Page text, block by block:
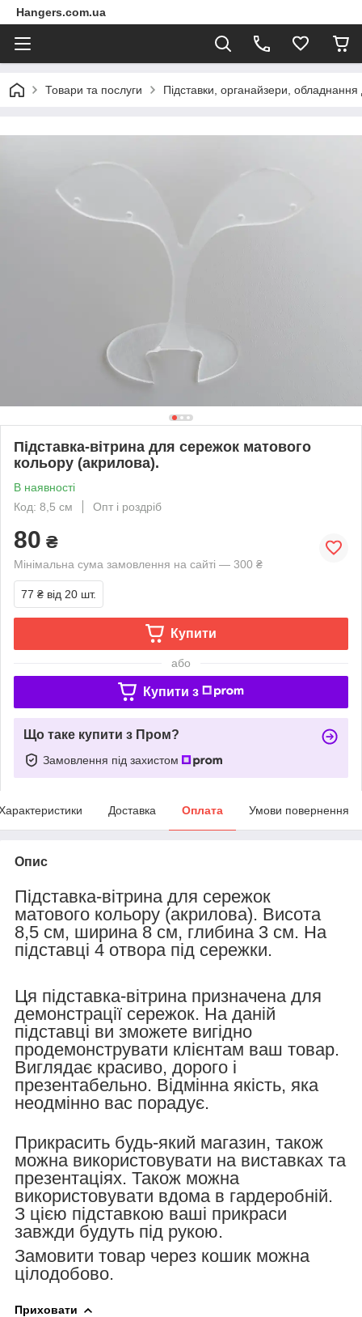
Hangers.com.ua
Товари та послуги Підставки, органайзери,
Підставка-вітрина для сережок матового
кольору (акрилова).
В наявності
Код: 8,5 см
Опт і роздріб
80 ₴
Мінімальна сума замовлення на сайті — 300 ₴
77 ₴ від 20 шт.
Купити
або
Купити з
Що таке купити з Пром?
Замовлення під захистом
Доставка Оплата Умови повернення
Опис
Підставка-вітрина для сережок
матового кольору (акрилова). Висота
8,5 см, ширина 8 см, глибина 3 см. На
підставці 4 отвора під сережки.
Ця підставка-вітрина призначена для
демонстрації сережок. На даній
підставці ви зможете вигідно
продемонструвати клієнтам ваш товар.
Виглядає красиво, дорого і
презентабельно. Відмінна якість, яка
неодмінно вас порадує.
Прикрасить будь-який магазин, також
можна використовувати на виставках та
презентаціях. Також можна
використовувати вдома в гардеробній.
З цією підставкою ваші прикраси
завжди будуть під рукою.
Замовити товар через кошик можна
цілодобово.
Приховати